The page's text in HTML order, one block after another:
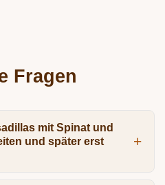
Fragen
mit Spinat und
und später erst